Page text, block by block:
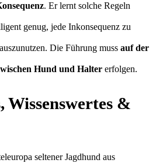
. Er lernt solche Regeln
genug, jede Inkonsequenz zu
Die Führung muss auf der
Hund und Halter erfolgen.
Wissenswertes &
seltener Jagdhund aus